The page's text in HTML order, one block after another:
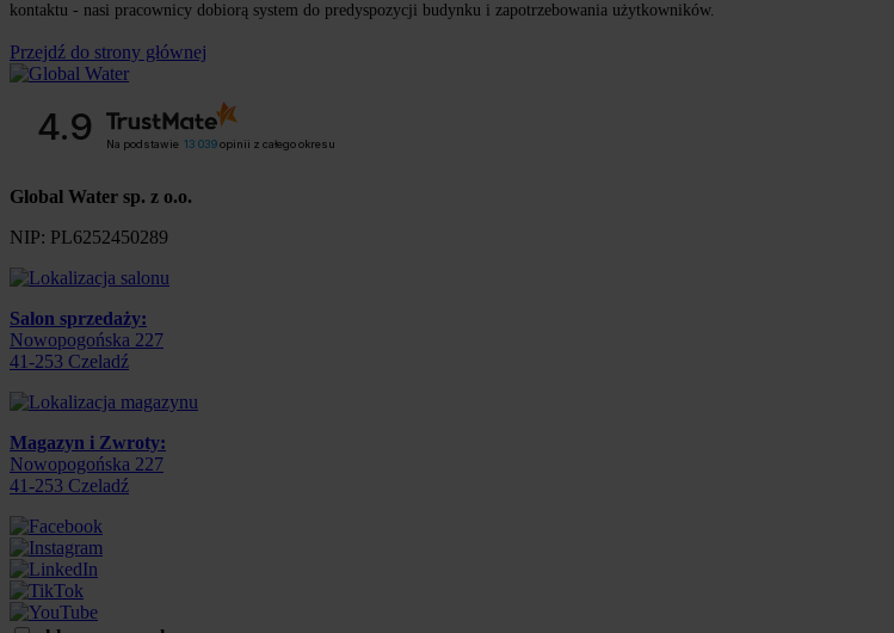
kontaktu - nasi pracownicy dobiorą system do predyspozycji budynku i zapotrzebowania użytkowników.
Przejdź do strony głównej
4.9 Na podstawie 13 039opinii z całego okresu
Global Water sp. z o.o.
NIP: PL6252450289
Salon sprzedaży:
Nowopogońska 227
41-253 Czeladź
Magazyn i Zwroty:
Nowopogońska 227
41-253 Czeladź